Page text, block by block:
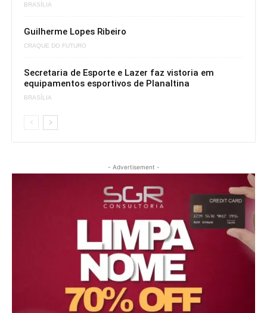
BRASÍLIA
Guilherme Lopes Ribeiro
CRAQUE DO FUTURO
Secretaria de Esporte e Lazer faz vistoria em
equipamentos esportivos de Planaltina
BRASÍLIA
- Advertisement -